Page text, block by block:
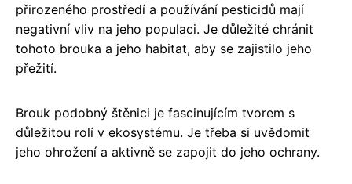
přirozeného prostředí a používání pesticidů mají
negativní vliv na jeho populaci. Je důležité chránit
tohoto brouka a jeho habitat, aby se zajistilo jeho
přežití.
Brouk podobný štěnici je fascinujícím tvorem s
důležitou rolí v ekosystému. Je třeba si uvědomit
jeho ohrožení a aktivně se zapojit do jeho ochrany.